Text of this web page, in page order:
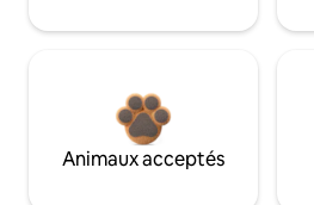
Animaux acceptés